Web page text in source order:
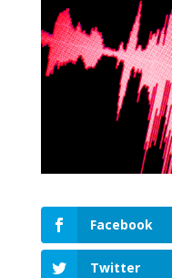
Facebook
Twitter